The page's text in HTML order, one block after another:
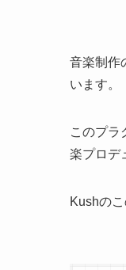
音楽制作
います。
このプラ
楽プロデ
Kushの